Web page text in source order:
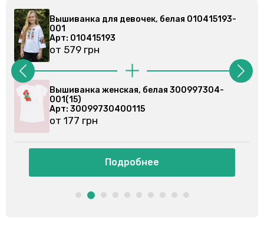
Вышиванка для девочек, белая 010415193-
001
Арт: 010415193
от 579 грн
Вышиванка женская, белая 300997304-
001(8)
Арт: 3009973040018
от 177 грн
Подробнее